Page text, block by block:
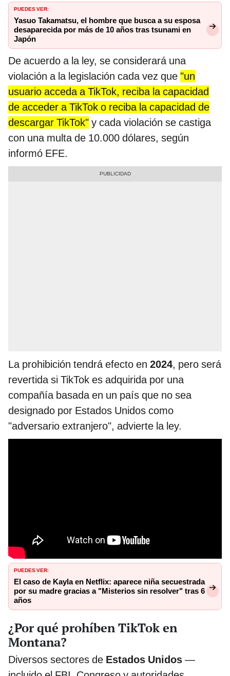
PUEDES VER:
Yasuo Takamatsu, el hombre que busca a su esposa
desaparecida por más de 10 años tras tsunami en
Japón
De acuerdo a la ley, se considerará una
violación a la legislación cada vez que "un
usuario acceda a TikTok, reciba la capacidad
de acceder a TikTok o reciba la capacidad de
descargar TikTok" y cada violación se castiga
con una multa de 10.000 dólares, según
informó EFE.
La prohibición tendrá efecto en 2024, pero será
revertida si TikTok es adquirida por una
compañía basada en un país que no sea
designado por Estados Unidos como
"adversario extranjero", advierte la ley.
PUEDES VER:
El caso de Kayla en Netflix: aparece niña secuestrada
por su madre gracias a "Misterios sin resolver" tras 6
años
¿Por qué prohíben TikTok en
Montana?
Diversos sectores de Estados Unidos —